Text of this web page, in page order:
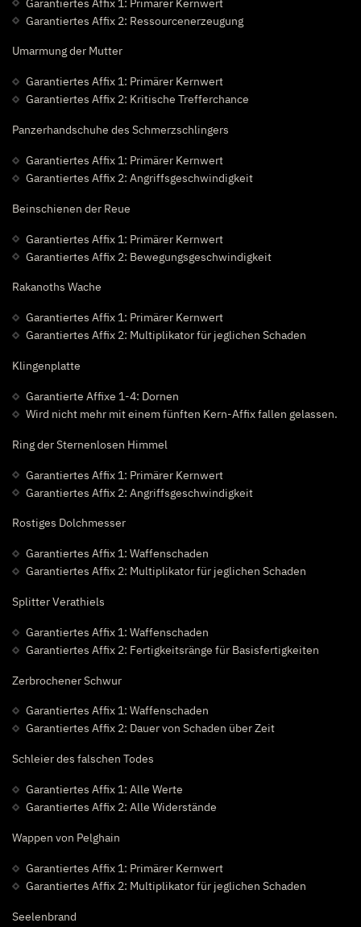
Garantiertes Affix 2: Ressourcenerzeugung
Umarmung der Mutter
Garantiertes Affix 1: Primärer Kernwert
Garantiertes Affix 2: Kritische Trefferchance
Panzerhandschuhe des Schmerzschlingers
Garantiertes Affix 1: Primärer Kernwert
Garantiertes Affix 2: Angriffsgeschwindigkeit
Beinschienen der Reue
Garantiertes Affix 1: Primärer Kernwert
Garantiertes Affix 2: Bewegungsgeschwindigkeit
Rakanoths Wache
Garantiertes Affix 1: Primärer Kernwert
Garantiertes Affix 2: Multiplikator für jeglichen Schaden
Klingenplatte
Garantierte Affixe 1-4: Dornen
Wird nicht mehr mit einem fünften Kern-Affix fallen gelassen.
Ring der Sternenlosen Himmel
Garantiertes Affix 1: Primärer Kernwert
Garantiertes Affix 2: Angriffsgeschwindigkeit
Rostiges Dolchmesser
Garantiertes Affix 1: Waffenschaden
Garantiertes Affix 2: Multiplikator für jeglichen Schaden
Splitter Verathiels
Garantiertes Affix 1: Waffenschaden
Garantiertes Affix 2: Fertigkeitsränge für Basisfertigkeiten
Zerbrochener Schwur
Garantiertes Affix 1: Waffenschaden
Garantiertes Affix 2: Dauer von Schaden über Zeit
Schleier des falschen Todes
Garantiertes Affix 1: Alle Werte
Garantiertes Affix 2: Alle Widerstände
Wappen von Pelghain
Garantiertes Affix 1: Primärer Kernwert
Garantiertes Affix 2: Multiplikator für jeglichen Schaden
Seelenbrand